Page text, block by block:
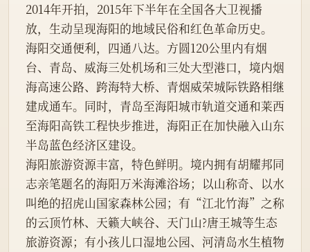
2014年开拍，2015年下半年在全国各大卫视播
放，生动呈现海阳的地域民俗和红色革命历史。
海阳交通便利，四通八达。方圆120公里内有烟
台、青岛、威海三处机场和三处大型港口，境内烟
海高速公路、跨海特大桥、青烟威荣城际铁路相继
建成通车。同时，青岛至海阳城市轨道交通和莱西
至海阳高铁工程快步推进，海阳正在加快融入山东
半岛蓝色经济区建设。
海阳旅游资源丰富，特色鲜明。境内拥有胡耀邦同
志亲笔题名的海阳万米海滩浴场；以山称奇、以水
叫绝的招虎山国家森林公园；有“江北竹海”之称
的云顶竹林、天籁大峡谷、天门山?唐王城等生态
旅游资源；有小孩儿口湿地公园、河清岛水生植物